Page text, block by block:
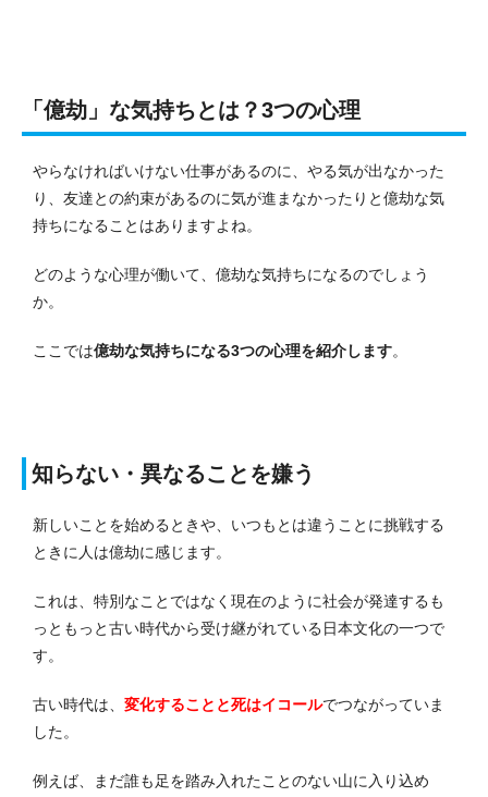
「億劫」な気持ちとは？3つの心理
やらなければいけない仕事があるのに、やる気が出なかった
り、友達との約束があるのに気が進まなかったりと億劫な気
持ちになることはありますよね。
どのような心理が働いて、億劫な気持ちになるのでしょう
か。
ここでは億劫な気持ちになる3つの心理を紹介します。
知らない・異なることを嫌う
新しいことを始めるときや、いつもとは違うことに挑戦する
ときに人は億劫に感じます。
これは、特別なことではなく現在のように社会が発達するも
っともっと古い時代から受け継がれている日本文化の一つで
す。
古い時代は、 変化することと死はイコールでつながっていま
した。
例えば、まだ誰も足を踏み入れたことのない山に入り込め